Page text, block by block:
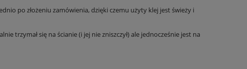
po złożeniu zamówienia, dzięki czemu użyty klej jest świeży i
trzymał się na ścianie (i jej nie zniszczył) ale jednocześnie jest na